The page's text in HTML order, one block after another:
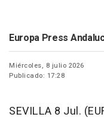
Europa Press
Miércoles, 8 julio 2026
Publicado: 17:28
SEVILLA 8 Jul.